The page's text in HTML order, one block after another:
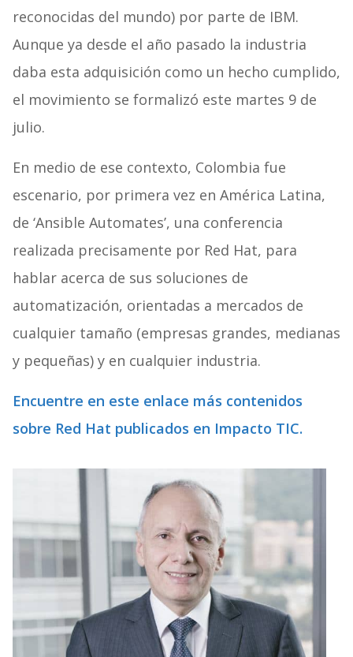
reconocidas del mundo) por parte de IBM.
Aunque ya desde el año pasado la industria
daba esta adquisición como un hecho cumplido,
el movimiento se formalizó este martes 9 de
julio.
En medio de ese contexto, Colombia fue
escenario, por primera vez en América Latina,
de ‘Ansible Automates’, una conferencia
realizada precisamente por Red Hat, para
hablar acerca de sus soluciones de
automatización, orientadas a mercados de
cualquier tamaño (empresas grandes, medianas
y pequeñas) y en cualquier industria.
Encuentre en este enlace más contenidos
sobre Red Hat publicados en Impacto TIC.